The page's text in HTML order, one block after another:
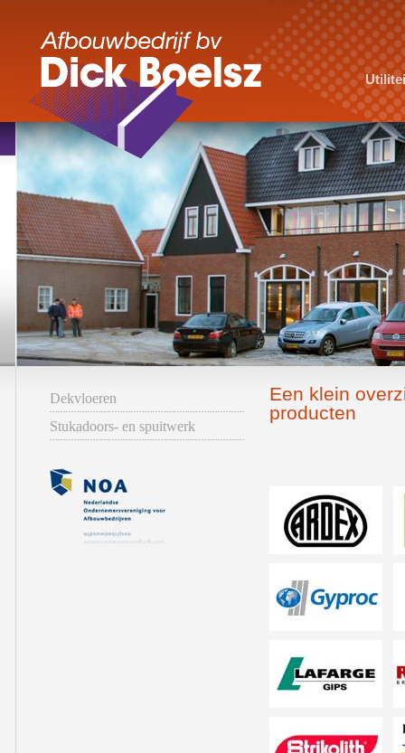
Dekvloeren
Stukadoors- en spuitwerk
Een klein
producten